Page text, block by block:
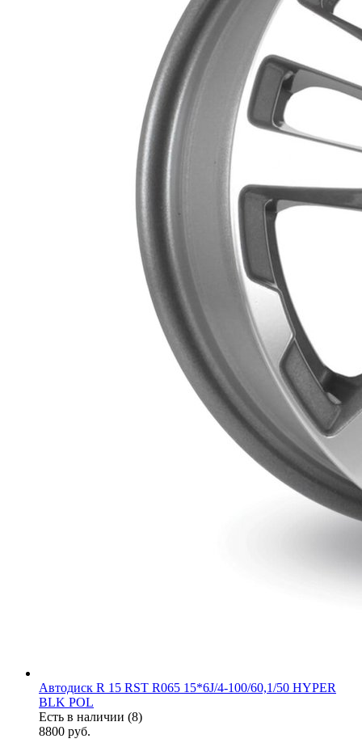
Автодиск R 15 RST R065 15*6J/4-100/60,1/50 HYPER
BLK POL
Есть в наличии (8)
8800 руб.